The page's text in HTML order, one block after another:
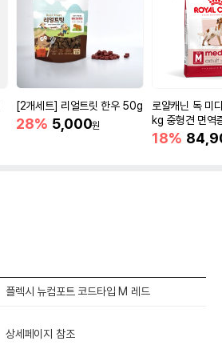
[2개세트] 리얼트릿 한우 50g
28% 5,000원
로얄캐닌 독 미
kg 중형견 면역
18%
플렉시 뉴컴포트 코드타입 M 레드
상세페이지 참조